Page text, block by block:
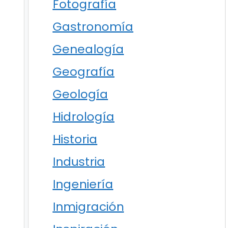
Fotografía
Gastronomía
Genealogía
Geografía
Geología
Hidrología
Historia
Industria
Ingeniería
Inmigración